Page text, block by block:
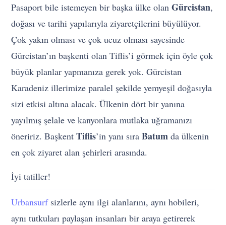
Pasaport bile istemeyen bir başka ülke olanGürcistan,
doğası ve tarihi yapılarıyla ziyaretçilerini büyülüyor.
Çok yakın olması ve çok ucuz olması sayesinde
Gürcistan’ın başkenti olan Tiflis’i görmek için öyle çok
büyük planlar yapmanıza gerek yok. Gürcistan
Karadeniz illerimize paralel şekilde yemyeşil doğasıyla
sizi etkisi altına alacak. Ülkenin dört bir yanına
yayılmış şelale ve kanyonlara mutlaka uğramanızı
öneririz. BaşkentTiflis’in yanı sıraBatum da ülkenin
en çok ziyaret alan şehirleri arasında.
İyi tatiller!
Urbansurfsizlerle aynı ilgi alanlarını, aynı hobileri,
aynı tutkuları paylaşan insanları bir araya getirerek